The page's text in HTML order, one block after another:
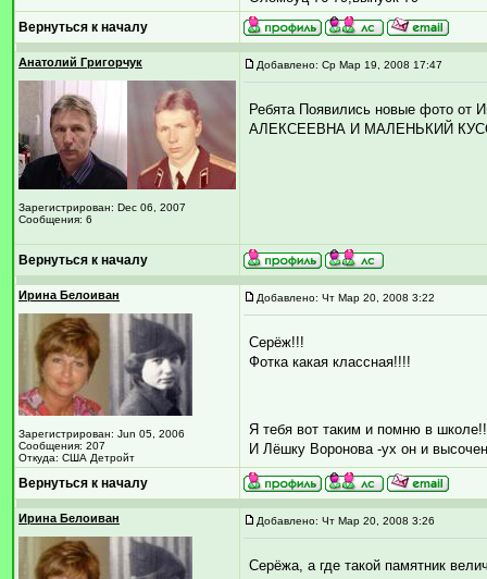
Вернуться к началу
Анатолий Григорчук
Зарегистрирован: Dec 06, 2007
Сообщения: 6
Добавлено: Ср Мар 19, 2008 17:47
Ребята Появились новые фото
АЛЕКСЕЕВНА И МАЛЕНЬКИЙ
Вернуться к началу
Ирина Белоиван
Зарегистрирован: Jun 05, 2006
Сообщения: 207
Откуда: США Детройт
Добавлено: Чт Мар 20, 2008 3:22
Серёж!!!
Фотка какая классная!!!!
Я тебя вот таким и помню в
И Лёшку Воронова -ух он и
Вернуться к началу
Ирина Белоиван Добавлено: Чт Мар 20, 2008 3:26
Серёжа, а где такой памятник